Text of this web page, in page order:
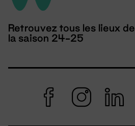
Retrouvez tous les lieux de
la saison 24-25